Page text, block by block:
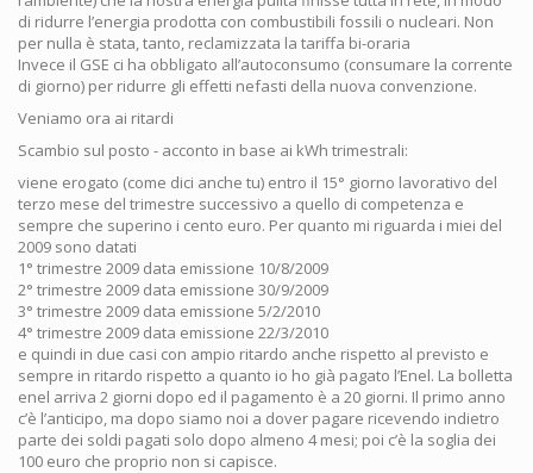
di ridurre l’energia prodotta con combustibili fossili o nucleari. Non
per nulla è stata, tanto, reclamizzata la tariffa bi-oraria
Invece il GSE ci ha obbligato all’autoconsumo (consumare la corrente
di giorno) per ridurre gli effetti nefasti della nuova convenzione.
Veniamo ora ai ritardi
Scambio sul posto - acconto in base ai kWh trimestrali:
viene erogato (come dici anche tu) entro il 15° giorno lavorativo del
terzo mese del trimestre successivo a quello di competenza e
sempre che superino i cento euro. Per quanto mi riguarda i miei del
2009 sono datati
1° trimestre 2009 data emissione 10/8/2009
2° trimestre 2009 data emissione 30/9/2009
3° trimestre 2009 data emissione 5/2/2010
4° trimestre 2009 data emissione 22/3/2010
e quindi in due casi con ampio ritardo anche rispetto al previsto e
sempre in ritardo rispetto a quanto io ho già pagato l’Enel. La bolletta
enel arriva 2 giorni dopo ed il pagamento è a 20 giorni. Il primo anno
c’è l’anticipo, ma dopo siamo noi a dover pagare ricevendo indietro
parte dei soldi pagati solo dopo almeno 4 mesi; poi c’è la soglia dei
100 euro che proprio non si capisce.